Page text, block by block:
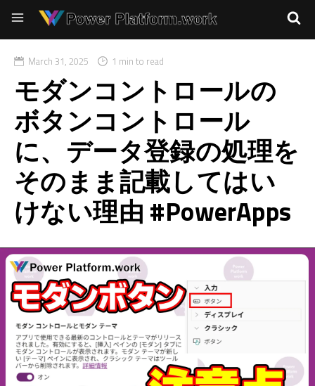
March 31, 2025 1 min to read
モダンコントロールの
ボタンコントロール
に、データ登録の処理を
そのまま記載してはい
けない理由 #PowerApps